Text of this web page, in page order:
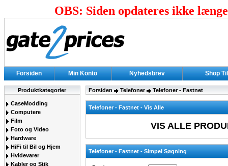
OBS: Siden opdateres ikke
Forsiden Min Konto Nyhedsbrev Shop
Produktkategorier
CaseModding
Computere
Film
Foto og Video
Hardware
HiFi til Bil og Hjem
Hvidevarer
Kabler og Stik
Forsiden Telefoner Telefoner - Fastnet
Telefoner - Fastnet - Vis Alle
VIS ALLE
Telefoner - Fastnet - Simpel Søgning